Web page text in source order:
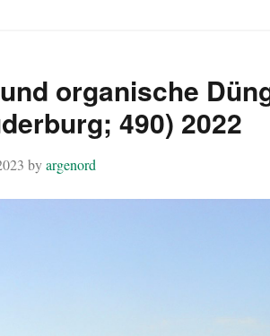
organische
490) 2022
byargenord